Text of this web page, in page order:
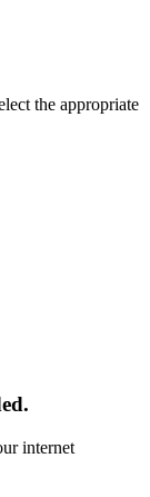
the appropriate
internet